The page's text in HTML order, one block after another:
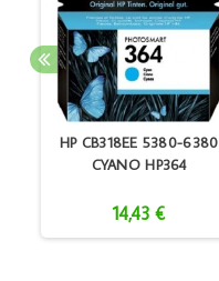
HP CB318EE 5380-6380
CYANO HP364
14,43 €